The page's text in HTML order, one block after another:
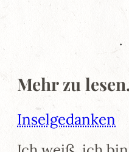
Mehr zu
Inselgedanken